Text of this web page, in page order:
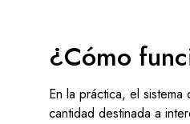
¿Cómo
En la práctica, el
cantidad destinada a